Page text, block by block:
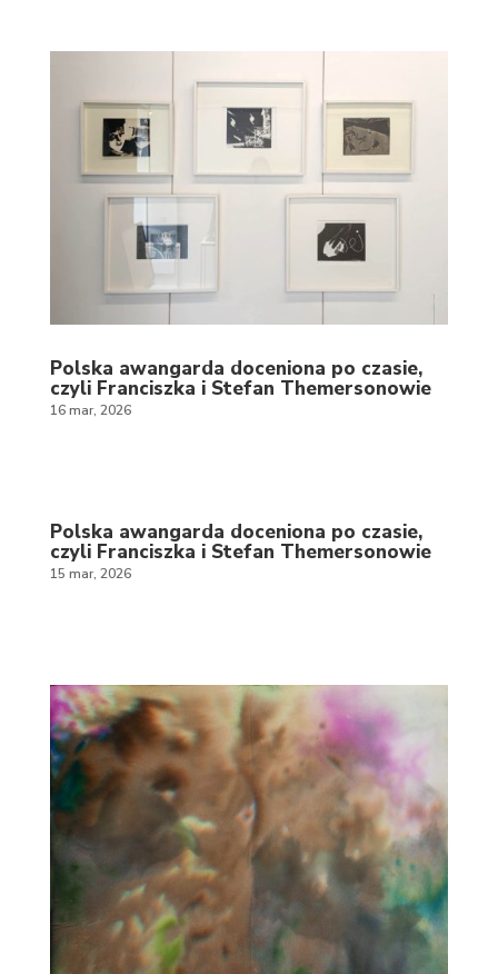
Polska awangarda doceniona po czasie,
czyli Franciszka i Stefan Themersonowie
16 mar, 2026
Polska awangarda doceniona po czasie,
czyli Franciszka i Stefan Themersonowie
15 mar, 2026